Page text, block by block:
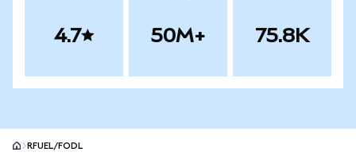
4.7 50M+ 75.8K
RFUEL/FODL